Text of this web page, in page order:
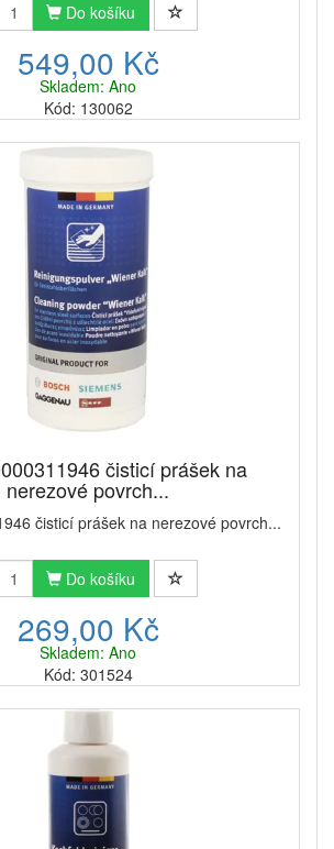
Do košíku
549,00 Kč
Skladem: Ano
Kód: 130062
čisticí prášek na
nerezové povrch...
čisticí prášek na nerezové povrch...
Do košíku
269,00 Kč
Skladem: Ano
Kód: 301524